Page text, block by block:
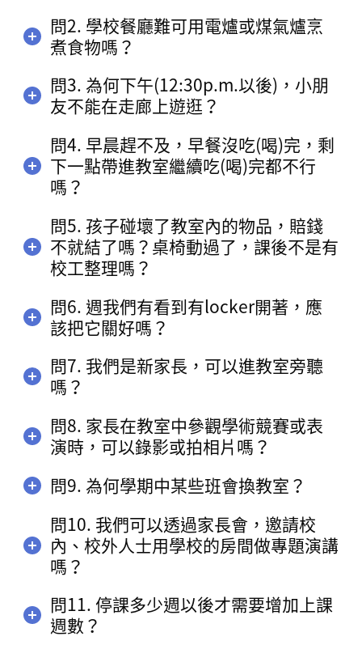
問2. 學校餐廳難可用電爐或煤氣爐烹
煮食物嗎？
問3. 為何下午(12:30p.m.以後)，小朋
友不能在走廊上遊逛？
問4. 早晨趕不及，早餐沒吃(喝)完，剩
下一點帶進教室繼續吃(喝)完都不行
嗎？
問5. 孩子碰壞了教室內的物品，賠錢
不就結了嗎？桌椅動過了，課後不是有
校工整理嗎？
問6. 週我們有看到有locker開著，應
該把它關好嗎？
問7. 我們是新家長，可以進教室旁聽
嗎？
問8. 家長在教室中參觀學術競賽或表
演時，可以錄影或拍相片嗎？
問9. 為何學期中某些班會換教室？
問10. 我們可以透過家長會，邀請校
內、校外人士用學校的房間做專題演講
嗎？
問11. 停課多少週以後才需要增加上課
週數？